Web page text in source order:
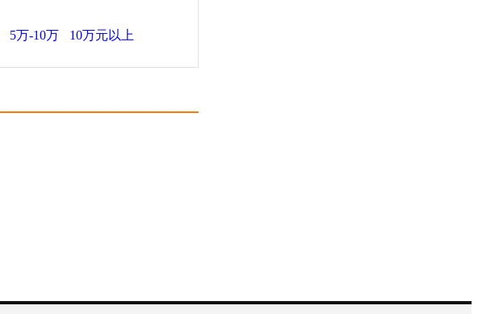
5万-10万
10万元以上